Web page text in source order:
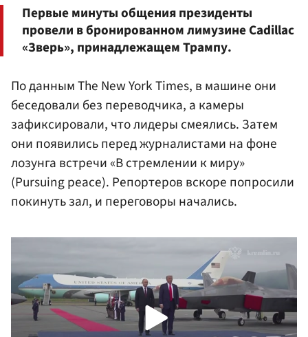
Первые минуты общения президенты
провели в бронированном лимузине Cadillac
«Зверь», принадлежащем Трампу.
По данным The New York Times, в машине они
беседовали без переводчика, а камеры
зафиксировали, что лидеры смеялись. Затем
они появились перед журналистами на фоне
лозунга встречи «В стремлении к миру»
(Pursuing peace). Репортеров вскоре попросили
покинуть зал, и переговоры начались.